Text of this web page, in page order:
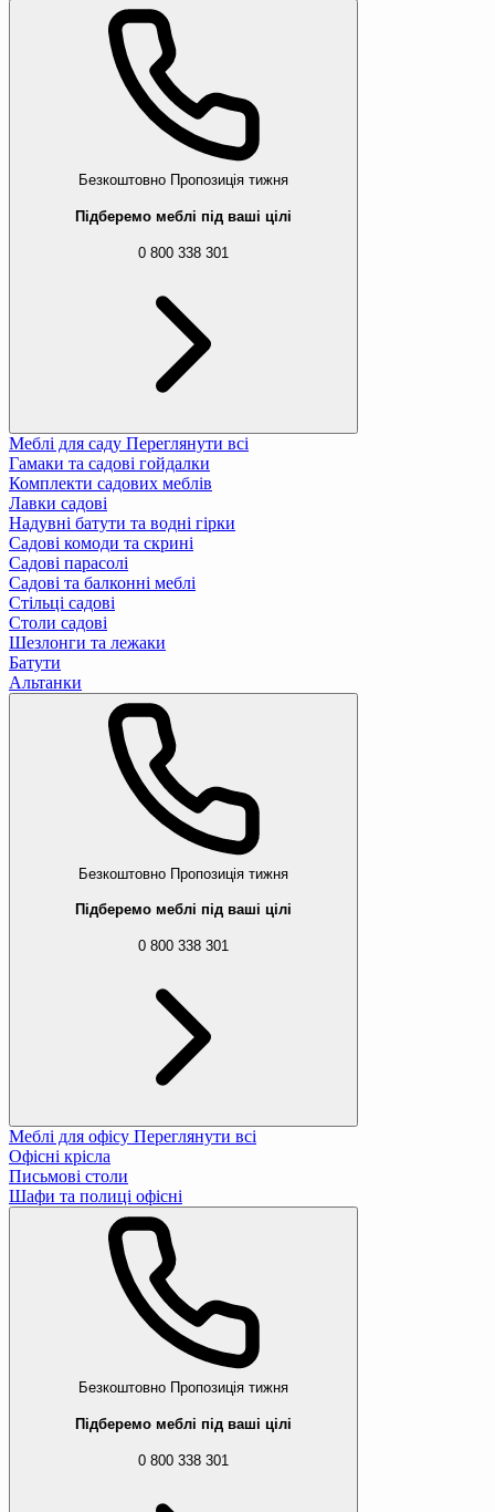
Безкоштовно Пропозиція тижня
Підберемо меблі під ваші цілі
0 800 338 301
Меблі для саду Переглянути всі
Гамаки та садові гойдалки
Комплекти садових меблів
Лавки садові
Надувні батути та водні гірки
Садові комоди та скрині
Садові парасолі
Садові та балконні меблі
Стільці садові
Столи садові
Шезлонги та лежаки
Батути
Альтанки
Безкоштовно Пропозиція тижня
Підберемо меблі під ваші цілі
0 800 338 301
Меблі для офісу Переглянути всі
Офісні крісла
Письмові столи
Шафи та полиці офісні
Безкоштовно Пропозиція тижня
Підберемо меблі під ваші цілі
0 800 338 301